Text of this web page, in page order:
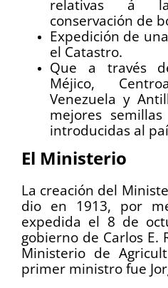
relativas á
conservación de
Expedición de
el Catastro.
Que a través
Méjico,
Venezuela y
mejores
introducidas al
El Ministerio
La creación del
dio en 1913, por
expedida el 8 de
gobierno de Carlos E.
Ministerio de
primer ministro fue